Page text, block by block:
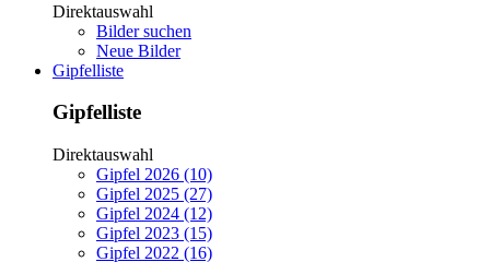
Direktauswahl
Bilder suchen
Neue Bilder
Gipfelliste
Gipfelliste
Direktauswahl
Gipfel 2026 (10)
Gipfel 2025 (27)
Gipfel 2024 (12)
Gipfel 2023 (15)
Gipfel 2022 (16)